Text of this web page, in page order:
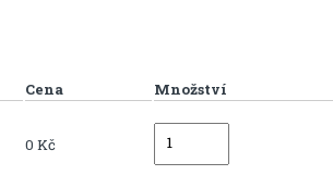
Cena Množství
0 Kč